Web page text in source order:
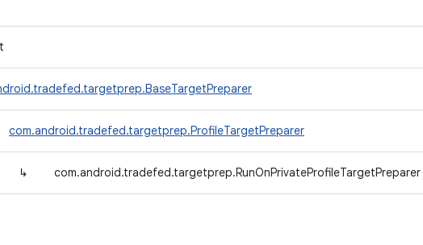
com.android.tradefed.targetprep.ProfileTargetPreparer
↳ com.android.tradefed.targetprep.RunOnPrivateProfileTargetPreparer